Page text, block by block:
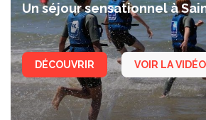
Un séjour sensationnel à
DÉCOUVRIR VOIR LA VIDÉO